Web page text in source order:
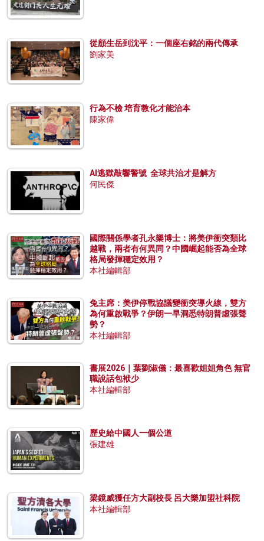
從顧生岳到沈平：一個座右銘的兩代傳承
劉家美
行為不檢 培育教化才能治本
陳家偉
AI逃獄敲響警號 全球共治才是解方
何民傑
國際關係學者孔永樂博士：將美伊衝突類比
越戰，兩者有何異同？中國崛起能否為全球
格局發揮穩定效用？
本社編輯部
兔主席：美伊停戰協議變衝突導火線，雙方
為何重啟戰爭？伊朗一早洞悉特朗普虛張聲
勢？
本社編輯部
書展2026｜葉劉淑儀：最喜歡姐姐角色 無官
職說話包袱少
本社編輯部
歷史給中國人一個公道
張建雄
梁鏡威獲任方大副校長 呂大樂加盟社科院
本社編輯部